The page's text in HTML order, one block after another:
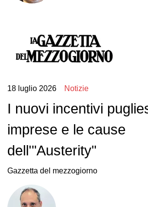
18 luglio 2026 Notizie
I nuovi incentivi
imprese e le cause
dell'"Austerity"
Gazzetta del mezzogiorno